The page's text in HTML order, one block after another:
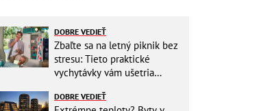
DOBRE VEDIEŤ
Zbaľte sa na letný piknik bez
stresu: Tieto praktické
vychytávky vám ušetria
DOBRE VEDIEŤ